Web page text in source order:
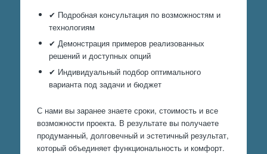
✔ Подробная консультация по возможностям и
технологиям
✔ Демонстрация примеров реализованных
решений и доступных опций
✔ Индивидуальный подбор оптимального
варианта под задачи и бюджет
С нами вы заранее знаете сроки, стоимость и все
возможности проекта. В результате вы получаете
продуманный, долговечный и эстетичный результат,
который объединяет функциональность и комфорт.